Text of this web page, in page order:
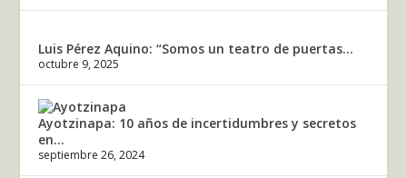
Luis Pérez Aquino: “Somos un teatro de puertas...
octubre 9, 2025
Ayotzinapa: 10 años de incertidumbres y secretos
en...
septiembre 26, 2024